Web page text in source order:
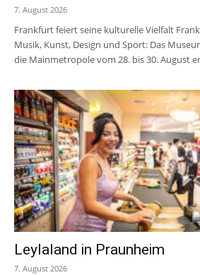
7. August 2026
Frankfurt feiert seine kulturelle Vielfalt
Musik, Kunst, Design und Sport: Das
die Mainmetropole vom 28. bis 30. August
Leylaland in Praunheim
7. August 2026